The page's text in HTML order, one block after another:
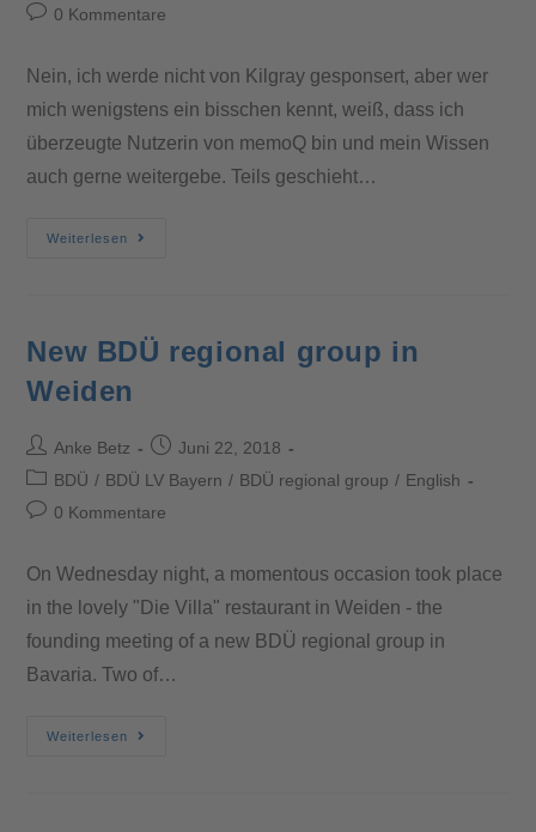
0 Kommentare
Nein, ich werde nicht von Kilgray gesponsert, aber wer
mich wenigstens ein bisschen kennt, weiß, dass ich
überzeugte Nutzerin von memoQ bin und mein Wissen
auch gerne weitergebe. Teils geschieht…
Weiterlesen
New BDÜ regional group in
Weiden
Anke Betz
Juni 22, 2018
BDÜ / BDÜ LV Bayern / BDÜ regional group / English
0 Kommentare
On Wednesday night, a momentous occasion took place
in the lovely "Die Villa" restaurant in Weiden - the
founding meeting of a new BDÜ regional group in
Bavaria. Two of…
Weiterlesen